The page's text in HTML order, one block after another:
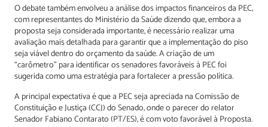
O debate também envolveu a análise dos impactos financeiros da PEC,
com representantes do Ministério da Saúde dizendo que, embora a
proposta seja considerada importante, é necessário realizar uma
avaliação mais detalhada para garantir que a implementação do piso
seja viável dentro do orçamento da saúde. A criação de um
“carômetro” para identificar os senadores favoráveis à PEC foi
sugerida como uma estratégia para fortalecer a pressão política.
A principal expectativa é que a PEC seja apreciada na Comissão de
Constituição e Justiça (CCJ) do Senado, onde o parecer do relator
Senador Fabiano Contarato (PT/ES), é com voto favorável à Proposta.